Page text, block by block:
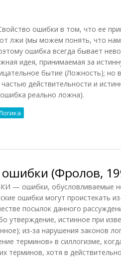
ошибки в том, что ее
лжи (мы можем понять, что нам
ошибка всегда бывает
идея, принимаемая за
бытие (Ложность); но
действительности и
реально ложна).
(Фролов,
— ошибки, обусловливаемые
ошибки могут проистекать
посылок данного
утверждение, истинное при
из-за нарушения законов
терминов» в силлогизме,
терминов, хотя в